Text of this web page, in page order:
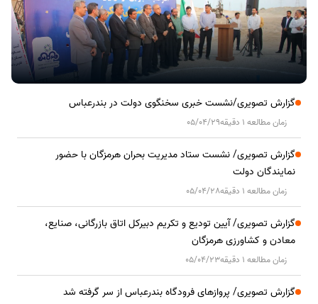
گزارش تصویری/نشست خبری سخنگوی دولت در بندرعباس
زمان مطالعه 1 دقیقه 05/04/29
گزارش تصویری/ نشست ستاد مدیریت بحران هرمزگان با حضور
نمایندگان دولت
زمان مطالعه 1 دقیقه 05/04/28
گزارش تصویری/ آیین تودیع و تکریم دبیرکل اتاق بازرگانی، صنایع،
معادن و کشاورزی هرمزگان
زمان مطالعه 1 دقیقه 05/04/23
گزارش تصویری/ پروازهای فرودگاه بندرعباس از سر گرفته شد